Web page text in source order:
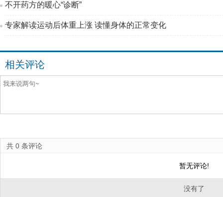
不开药方的暖心“诊断”
专家解读运动后体重上涨 读懂身体的正常变化
相关评论
共 0 条评论
暂无评论!
没有了